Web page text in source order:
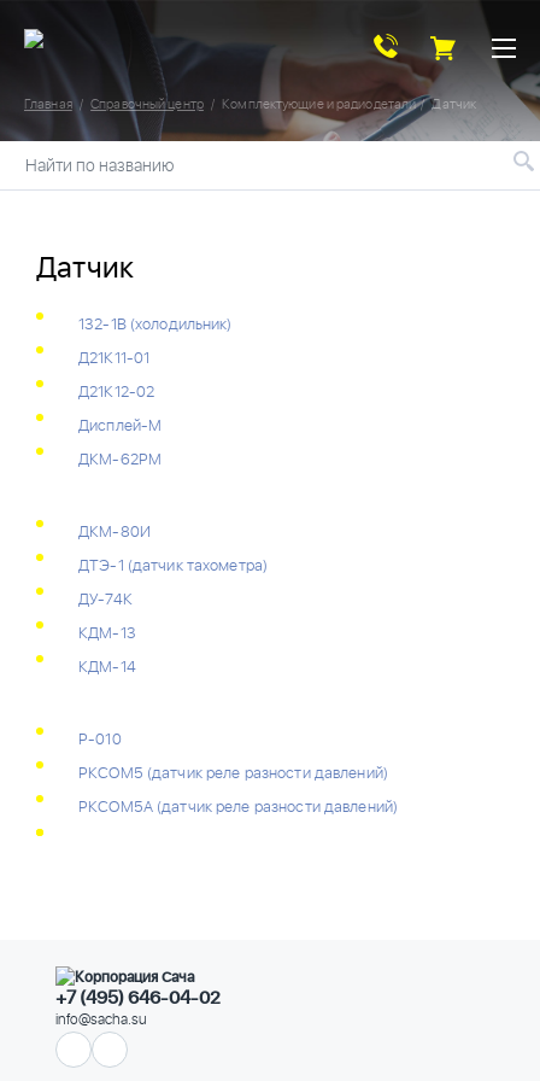
Главная Справочный центр Комплектующие и радиодетали Датчик
Найти по названию
Датчик
132-1В (холодильник)
Д21К11-01
Д21К12-02
Дисплей-М
ДКМ-62РМ
ДКМ-80И
ДТЭ-1 (датчик тахометра)
ДУ-74К
КДМ-13
КДМ-14
Р-010
РКСОМ5 (датчик реле разности давлений)
РКСОМ5А (датчик реле разности давлений)
+7 (495) 646-04-02
info@sacha.su